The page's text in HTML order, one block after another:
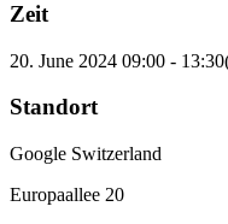
Zeit
20. June 2024 09:00 - 13:30
Standort
Google Switzerland
Europaallee 20